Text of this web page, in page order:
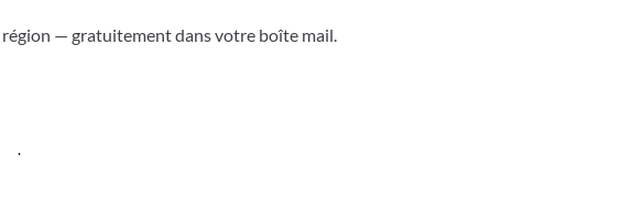
région — gratuitement dans votre boîte mail.
.